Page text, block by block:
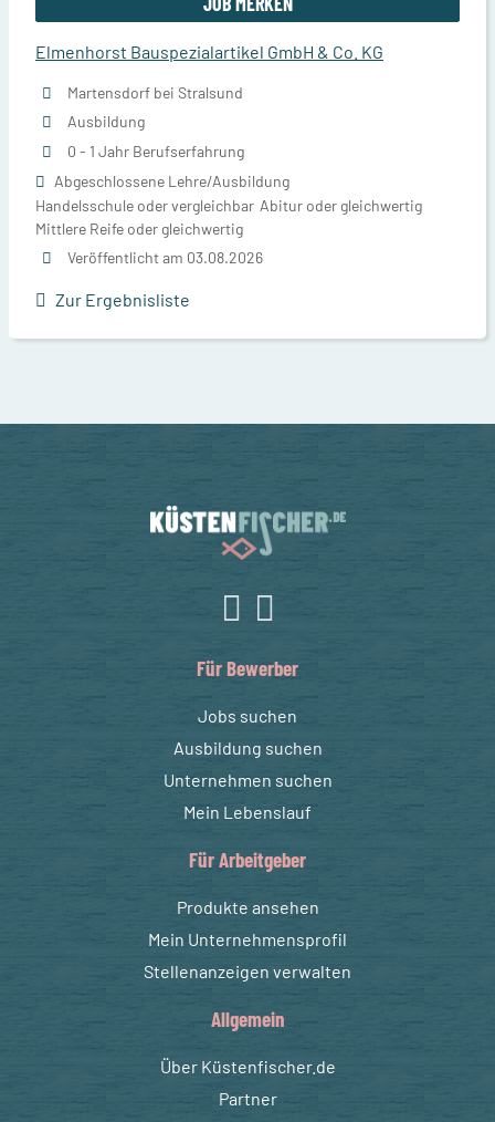
Elmenhorst Bauspezialartikel GmbH & Co. KG
Martensdorf bei Stralsund
Ausbildung
0 - 1 Jahr Berufserfahrung
Abgeschlossene Lehre/Ausbildung
Handelsschule oder vergleichbar Abitur oder gleichwertig
Mittlere Reife oder gleichwertig
Veröffentlicht am 03.08.2026
Zur Ergebnisliste
Für Bewerber
Jobs suchen
Ausbildung suchen
Unternehmen suchen
Mein Lebenslauf
Für Arbeitgeber
Produkte ansehen
Mein Unternehmensprofil
Stellenanzeigen verwalten
Allgemein
Über Küstenfischer.de
Partner